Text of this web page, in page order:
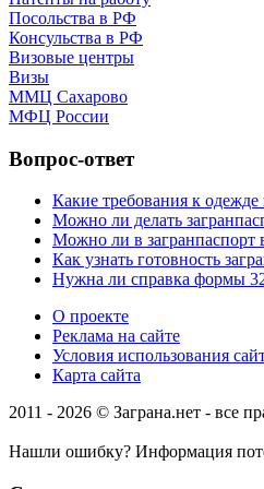
Посольства в РФ
Консульства в РФ
Визовые центры
Визы
ММЦ Сахарово
МФЦ России
Вопрос-ответ
Какие требования к
Можно ли делать
Можно ли в загранпаспорт
Как узнать готовность
Нужна ли справка формы
О проекте
Реклама на сайте
Условия использования
Карта сайта
2011 - 2026 © Заграна.нет - все
Нашли ошибку? Информация